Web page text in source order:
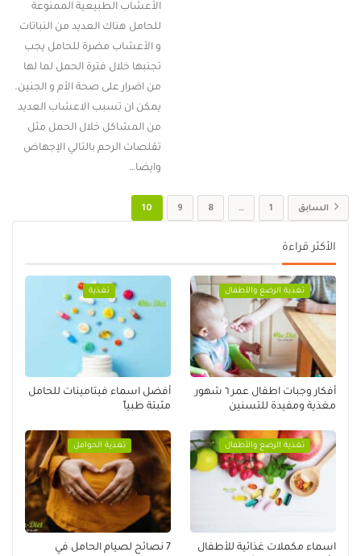
الأعشاب الطبيعية الممنوعة
للحامل هناك العديد من النباتات
و الأعشاب مضرة للحامل يجب
تجنبها خلال فترة الحمل لما لها
من اضرار على صحة الأم و الجنين.
يمكن ان تسبب الاعشاب العديد
من المشاكل خلال الحمل مثل
تقلصات الرحم بالتالي الإجهاض
وايضا…
السابق 1
…
8
9
10
الأكثر قراءة
تغذية الرضع والأطفال
أفكار وجبات اطفال عمر ٦ شهور
مغذية ومفيدة للتسنين
تغذية
أفضل اسماء فيتامينات للحامل
مثبتة طبياً
تغذية الرضع والأطفال
اسماء مكملات غذائية للأطفال
تغذية الحوامل
7 نصائح لصيام الحامل في